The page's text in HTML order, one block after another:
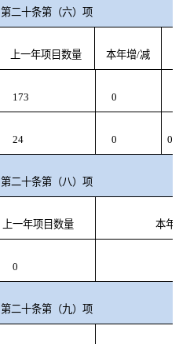
第二十条第（六）项
上一年项目数量 本年增/减
173 0
24 0 0
第二十条第（八）项
上一年项目数量 本年
0
第二十条第（九）项